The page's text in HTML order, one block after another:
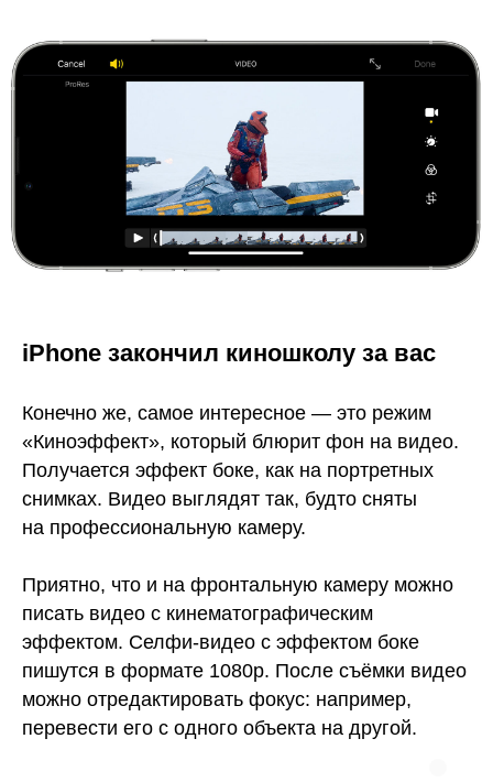
iPhone закончил киношколу за вас
Конечно же, самое интересное — это режим
«Киноэффект», который блюрит фон на видео.
Получается эффект боке, как на портретных
снимках. Видео выглядят так, будто сняты
на профессиональную камеру.
Приятно, что и на фронтальную камеру можно
писать видео с кинематографическим
эффектом. Селфи-видео с эффектом боке
пишутся в формате 1080р. После съёмки видео
можно отредактировать фокус: например,
перевести его с одного объекта на другой.